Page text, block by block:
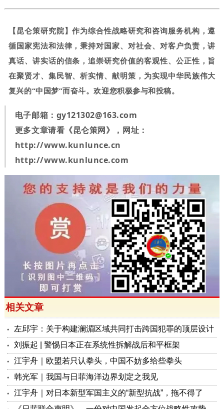
【昆仑策研究院】作为综合性战略研究和咨询服务机构，遵
循国家宪法和法律，秉持对国家、对社会、对客户负责，讲
真话、讲实话的信条，追崇研究价值的客观性、公正性，旨
在聚贤才、集民智、析实情、献明策，为实现中华民族伟大
复兴的“中国梦”而奋斗。欢迎您积极参与和投稿。
电子邮箱： gy121302@163.com
更多文章请看《昆仑策网》，网址：
http://www.kunlunce.cn
http://www.kunlunce.com
相关文章
左邱宇：关于构建澜湄区域共同打击跨国犯罪的顶层设计
刘振起 | 警惕日本正在系统性拆解战后和平框架
江宇舟｜欧盟若只认拳头，中国不妨多给些拳头
韩光军｜我国与日菲海洋边界划定之我见
江宇舟｜对日本新型军国主义的“新型抗战”，拖不得了